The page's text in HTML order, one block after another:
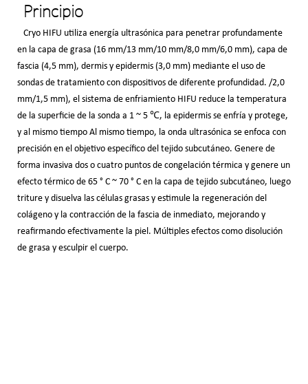
Principio
Cryo HIFU utiliza energía ultrasónica para penetrar profundamente
en la capa de grasa (16 mm/13 mm/10 mm/8,0 mm/6,0 mm), capa de
fascia (4,5 mm), dermis y epidermis (3,0 mm) mediante el uso de
sondas de tratamiento con dispositivos de diferente profundidad. /2,0
mm/1,5 mm), el sistema de enfriamiento HIFU reduce la temperatura
de la superficie de la sonda a 1 ~ 5 ℃, la epidermis se enfría y protege,
y al mismo tiempo Al mismo tiempo, la onda ultrasónica se enfoca con
precisión en el objetivo específico del tejido subcutáneo. Genere de
forma invasiva dos o cuatro puntos de congelación térmica y genere un
efecto térmico de 65 ° C ~ 70 ° C en la capa de tejido subcutáneo, luego
triture y disuelva las células grasas y estimule la regeneración del
colágeno y la contracción de la fascia de inmediato, mejorando y
reafirmando efectivamente la piel. Múltiples efectos como disolución
de grasa y esculpir el cuerpo.